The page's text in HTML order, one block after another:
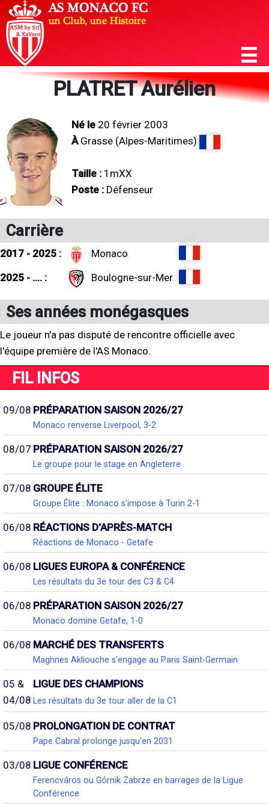
PLATRET Aurélien
Né le 20 février 2003
ÀGrasse (Alpes-Maritimes)
Taille : 1mXX
Poste : Défenseur
Carrière
2017 - 2025 :
Monaco
2025 - .... :
Boulogne-sur-Mer
Ses années monégasques
Le joueur n'a pas disputé de rencontre officielle avec
l'équipe première de l'AS Monaco.
FIL INFOS
09/08 PRÉPARATION SAISON 2026/27
Monaco renverse Liverpool, 3-2
08/07 PRÉPARATION SAISON 2026/27
Le groupe pour le stage en Angleterre
07/08 GROUPE ÉLITE
Groupe Élite : Monaco s'impose à Turin 2-1
06/08 RÉACTIONS D'APRÈS-MATCH
Réactions de Monaco - Getafe
06/08 LIGUES EUROPA & CONFÉRENCE
Les résultats du 3e tour des C3 & C4
06/08 PRÉPARATION SAISON 2026/27
Monaco domine Getafe, 1-0
06/08 MARCHÉ DES TRANSFERTS
Maghnes Akliouche s'engage au Paris Saint-Germain
05 &
04/08
LIGUE DES CHAMPIONS
Les résultats du 3e tour aller de la C1
05/08 PROLONGATION DE CONTRAT
Pape Cabral prolonge jusqu'en 2031
03/08 LIGUE CONFÉRENCE
Ferencváros ou Górnik Zabrze en barrages de la Ligue
Conférence